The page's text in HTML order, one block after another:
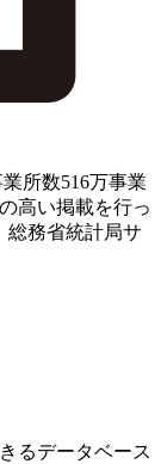
所数516万事業
高い掲載を行っ
総務省統計局サ
るデータベース